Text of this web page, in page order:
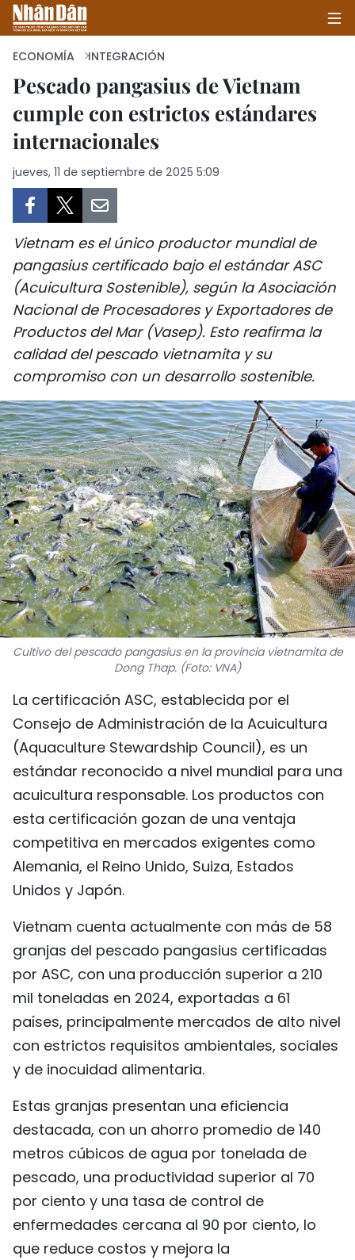
INICIO
POLÍTICA
SALUD - MEDIO AMBIENTE
CULTURA - ENTRETENIMIENTO
INTERNACIONAL
DEPORTES
VIAJES
PUENTE DE AMISTAD
HISTORIAS MULTIMEDIA
FOTOGRAFÍA
¿QUIÉNES SOMOS?
TIẾNG VIỆT
ENGLISH
中文
FRANÇAIS
РУССКИЙ
ECONOMÍA INTEGRACIÓN
Pescado pangasius de Vietnam
cumple con estrictos estándares
internacionales
jueves, 11 de septiembre de 2025 5:09
Vietnam es el único productor mundial de
pangasius certificado bajo el estándar ASC
(Acuicultura Sostenible), según la Asociación
Nacional de Procesadores y Exportadores de
Productos del Mar (Vasep). Esto reafirma la
calidad del pescado vietnamita y su
compromiso con un desarrollo sostenible.
Cultivo del pescado pangasius en la provincia vietnamita de
Dong Thap. (Foto: VNA)
La certificación ASC, establecida por el
Consejo de Administración de la Acuicultura
(Aquaculture Stewardship Council), es un
estándar reconocido a nivel mundial para una
acuicultura responsable. Los productos con
esta certificación gozan de una ventaja
competitiva en mercados exigentes como
Alemania, el Reino Unido, Suiza, Estados
Unidos y Japón.
Vietnam cuenta actualmente con más de 58
granjas del pescado pangasius certificadas
por ASC, con una producción superior a 210
mil toneladas en 2024, exportadas a 61
países, principalmente mercados de alto nivel
con estrictos requisitos ambientales, sociales
y de inocuidad alimentaria.
Estas granjas presentan una eficiencia
destacada, con un ahorro promedio de 140
metros cúbicos de agua por tonelada de
pescado, una productividad superior al 70
por ciento y una tasa de control de
enfermedades cercana al 90 por ciento, lo
que reduce costos y mejora la